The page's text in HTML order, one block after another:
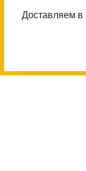
Доставляем в